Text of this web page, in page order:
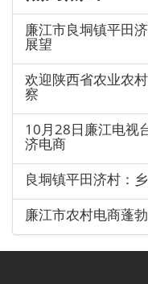
廉江市良垌镇平田
展望
欢迎陕西省农业农
察
10月28日廉江电视
济电商
良垌镇平田济村：
廉江市农村电商蓬